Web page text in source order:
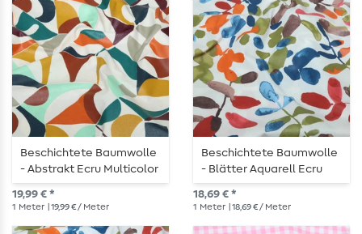
Beschichtete Baumwolle
- Abstrakt Ecru Multicolor
19,99 € *
1 Meter | 19,99 € / Meter
Beschichtete Baumwolle
- Blätter Aquarell Ecru
Multicolor
18,69 € *
1 Meter | 18,69 € / Meter